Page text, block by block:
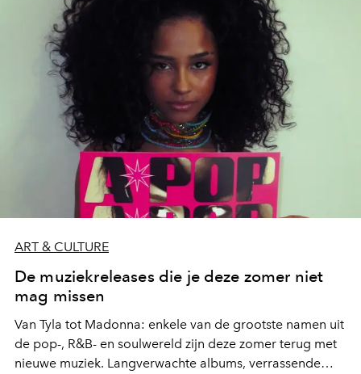
ART & CULTURE
De muziekreleases die je deze zomer niet
mag missen
Van Tyla tot Madonna: enkele van de grootste namen uit
de pop-, R&B- en soulwereld zijn deze zomer terug met
nieuwe muziek. Langverwachte albums, verrassende